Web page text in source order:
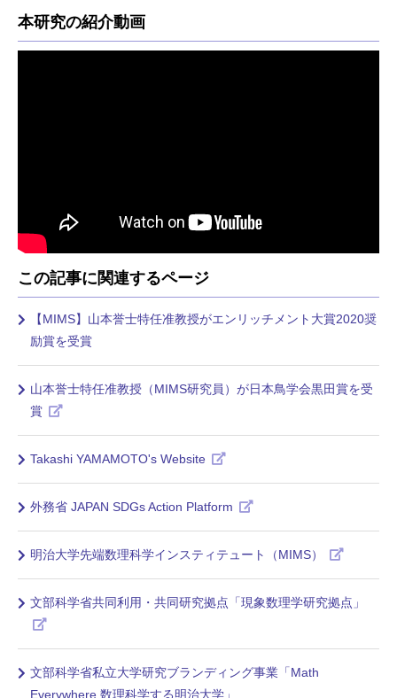
本研究の紹介動画
この記事に関連するページ
【MIMS】山本誉士特任准教授がエンリッチメント大賞2020奨
励賞を受賞
山本誉士特任准教授（MIMS研究員）が日本鳥学会黒田賞を受
賞
Takashi YAMAMOTO's Website
外務省 JAPAN SDGs Action Platform
明治大学先端数理科学インスティテュート（MIMS）
文部科学省共同利用・共同研究拠点「現象数理学研究拠点」
文部科学省私立大学研究ブランディング事業「Math
Everywhere 数理科学する明治大学」